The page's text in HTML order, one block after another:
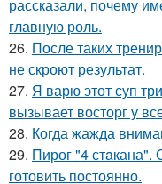
рассказали, почему
главную роль.
26. После таких
не скроют результат.
27. Я варю этот суп
вызывает восторг у
28. Когда жажда
29. Пирог "4 стaкана".
готовить постоянно.